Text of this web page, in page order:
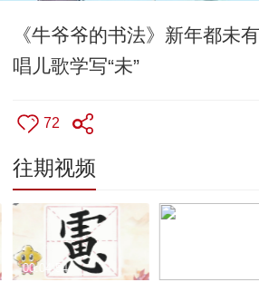
《牛爷爷的书法》新年都
唱儿歌学写“未”
72
往期视频
00:04:54